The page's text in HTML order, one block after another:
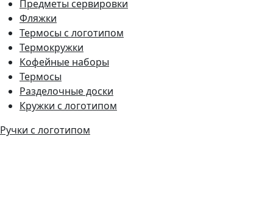
Предметы сервировки
Фляжки
Термосы с логотипом
Термокружки
Кофейные наборы
Термосы
Разделочные доски
Кружки с логотипом
Ручки с логотипом